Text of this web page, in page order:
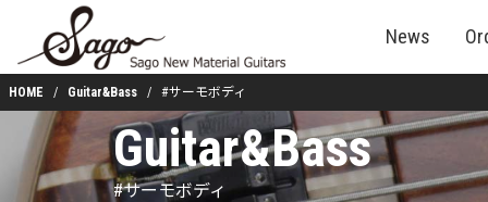
News
HOME Guitar&Bass #サーモボディ
Guitar&Bass
#サーモボディ